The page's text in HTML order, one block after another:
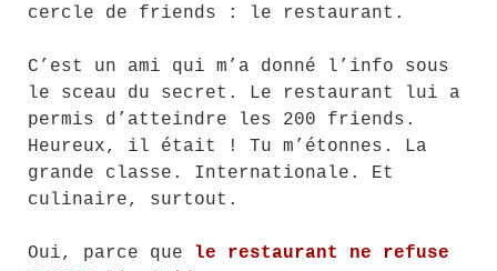
cercle de friends : le restaurant.
C’est un ami qui m’a donné l’info sous
le sceau du secret. Le restaurant lui a
permis d’atteindre les 200 friends.
Heureux, il était ! Tu m’étonnes. La
grande classe. Internationale. Et
culinaire, surtout.
Oui, parce que le restaurant ne refuse